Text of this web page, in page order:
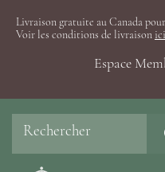
Livraison gratuite au Canada
Voir les conditions de livraison ici
Espace